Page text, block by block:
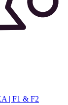
| F1 & F2